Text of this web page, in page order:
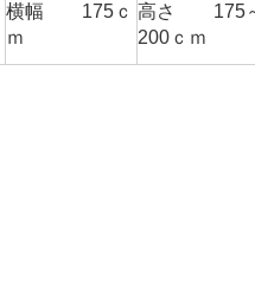
横幅 175ｃ
ｍ
高さ 175
200ｃｍ